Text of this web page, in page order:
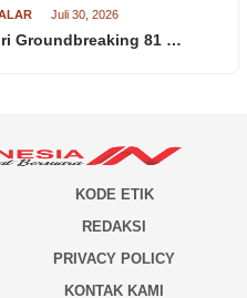
Juli 30, 2026
Groundbreaking 81 …
KODE ETIK
REDAKSI
PRIVACY POLICY
KONTAK KAMI